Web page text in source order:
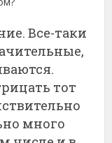
Все-таки
тот
много